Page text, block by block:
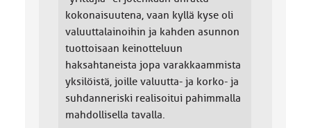
kokonaisuutena, vaan kyllä kyse oli
valuuttalainoihin ja kahden asunnon
tuottoisaan keinotteluun
haksahtaneista jopa varakkaammista
yksilöistä, joille valuutta- ja korko- ja
suhdanneriski realisoitui pahimmalla
mahdollisella tavalla.